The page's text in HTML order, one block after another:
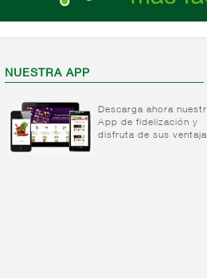
NUESTRA APP
Descarga ahora
App de fidelización y
disfruta de sus